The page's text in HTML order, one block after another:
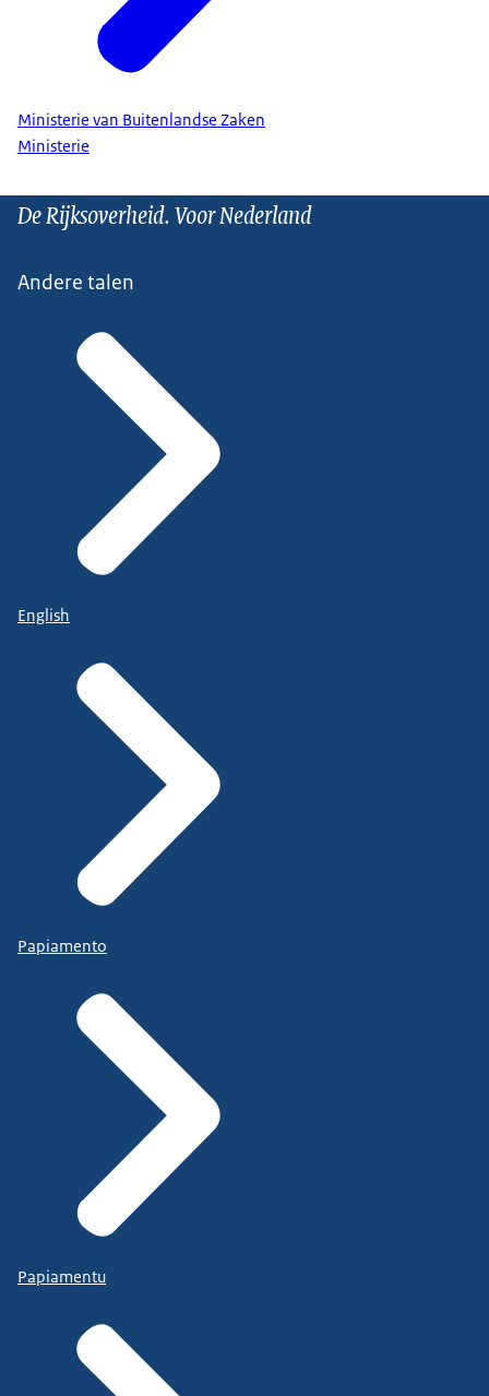
Ministerie van Buitenlandse Zaken
Ministerie
De Rijksoverheid. Voor Nederland
Andere talen
English
Papiamento
Papiamentu